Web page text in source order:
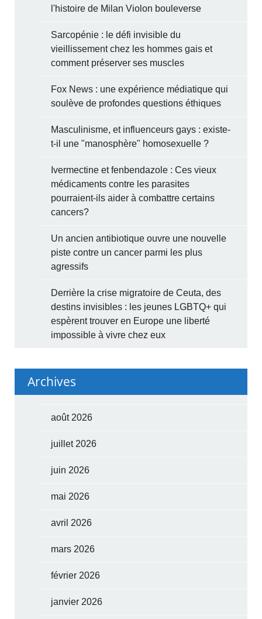
l'histoire de Milan Violon bouleverse
Sarcopénie : le défi invisible du
vieillissement chez les hommes gais et
comment préserver ses muscles
Fox News : une expérience médiatique qui
soulève de profondes questions éthiques
Masculinisme, et influenceurs gays : existe-
t-il une "manosphère" homosexuelle ?
Ivermectine et fenbendazole : Ces vieux
médicaments contre les parasites
pourraient-ils aider à combattre certains
cancers?
Un ancien antibiotique ouvre une nouvelle
piste contre un cancer parmi les plus
agressifs
Derrière la crise migratoire de Ceuta, des
destins invisibles : les jeunes LGBTQ+ qui
espèrent trouver en Europe une liberté
impossible à vivre chez eux
Archives
août 2026
juillet 2026
juin 2026
mai 2026
avril 2026
mars 2026
février 2026
janvier 2026